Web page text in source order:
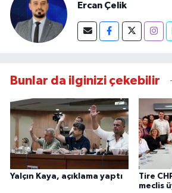
Ercan Çelik
Bunlar da ilginizi çekebilir
Yalçın Kaya, açıklama yaptı
Tire
meclis